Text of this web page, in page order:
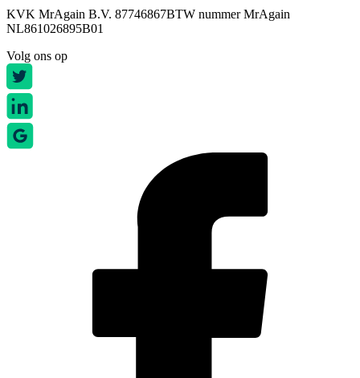
KVK MrAgain B.V. 87746867BTW nummer MrAgain
NL861026895B01
Volg ons op